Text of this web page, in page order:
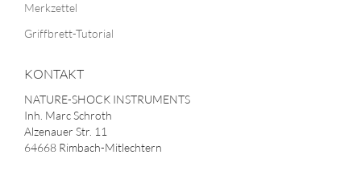
Merkzettel
Griffbrett-Tutorial
KONTAKT
NATURE-SHOCK INSTRUMENTS
Inh. Marc Schroth
Alzenauer Str. 11
64668 Rimbach-Mitlechtern